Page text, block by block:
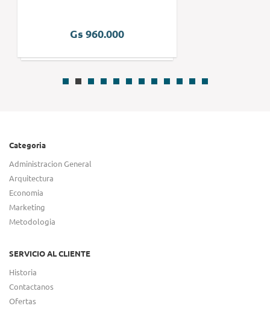
Gs 960.000
Categoria
Administracion General
Arquitectura
Economia
Marketing
Metodologia
SERVICIO AL CLIENTE
Historia
Contactanos
Ofertas